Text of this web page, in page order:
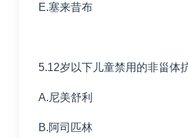
E.塞来昔布
5.12岁以下儿童禁用的非甾体
A.尼美舒利
B.阿司匹林